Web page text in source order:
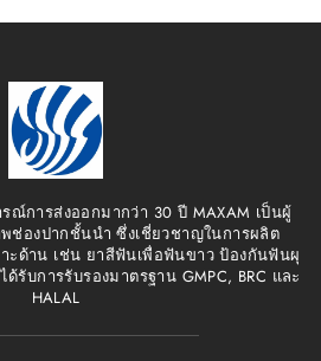
ณ์การส่งออกมากว่า 30 ปี MAXAM เป็นผู้
องปากชั้นนำ ซึ่งเชี่ยวชาญในการผลิต
ะด้าน เช่น ยาสีฟันเพื่อฟันขาว ป้องกันฟันผุ
รับการรับรองมาตรฐาน GMPC, BRC และ
HALAL